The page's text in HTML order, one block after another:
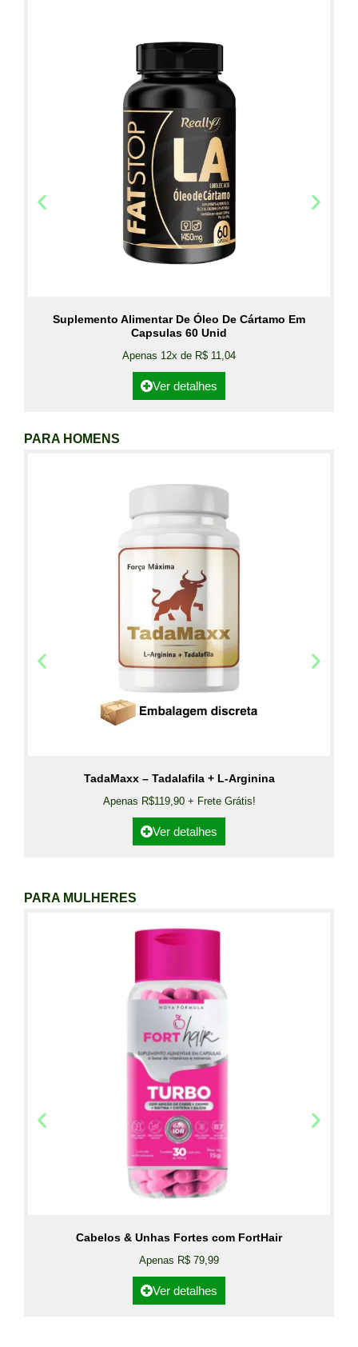
Suplemento Alimentar De Óleo De Cártamo Em
Capsulas 60 Unid
Apenas 12x de R$ 11,04
Ver detalhes
PARA HOMENS
TadaMaxx – Tadalafila + L-Arginina
Apenas R$119,90 + Frete Grátis!
Ver detalhes
PARA MULHERES
Cabelos & Unhas Fortes com FortHair
Apenas R$ 79,99
Ver detalhes